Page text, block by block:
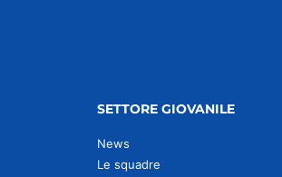
SETTORE GIOVANILE
News
Le squadre